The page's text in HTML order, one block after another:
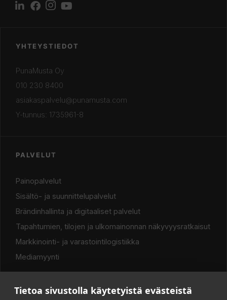
Tietoa sivustolla käytetyistä evästeistä
YHTEYSTIEDOT
PunaMusta Oy
010 230 8400
asiakaspalvelu@punamusta.com
Y-tunnus: 1735961-8
PALVELUT
Painopalvelut
Sisältö- ja suunnittelupalvelut
Brändinhallinta ja digitaaliset palvelut
Tapahtumien, tilojen ja ulkomainonnan näkyvyysratkaisut
Markkinointi- ja varastointilogistiikka
Mediamyynti